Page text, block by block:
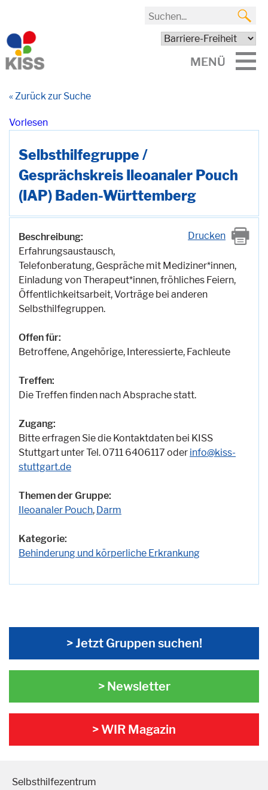
MENÜ
« Zurück zur Suche
Vorlesen
Selbsthilfegruppe /
Gesprächskreis Ileoanaler Pouch
(IAP) Baden-Württemberg
Drucken
Beschreibung:
Erfahrungsaustausch,
Telefonberatung, Gespräche mit Mediziner*innen,
Einladung von Therapeut*innen, fröhliches Feiern,
Öffentlichkeitsarbeit, Vorträge bei anderen
Selbsthilfegruppen.
Offen für:
Betroffene, Angehörige, Interessierte, Fachleute
Treffen:
Die Treffen finden nach Absprache statt.
Zugang:
Bitte erfragen Sie die Kontaktdaten bei KISS
Stuttgart unter Tel. 0711 6406117 oder info@kiss-
stuttgart.de
Themen der Gruppe:
Ileoanaler Pouch, Darm
Kategorie:
Behinderung und körperliche Erkrankung
> Jetzt Gruppen suchen!
> Newsletter
> WIR Magazin
Selbsthilfezentrum